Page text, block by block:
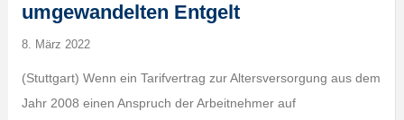
umgewandelten Entgelt
8. März 2022
(Stuttgart) Wenn ein Tarifvertrag zur Altersversorgung aus dem
Jahr 2008 einen Anspruch der Arbeitnehmer auf